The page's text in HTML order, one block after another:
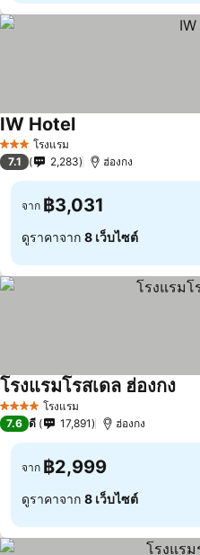
3 ดาว โรงแรม
IW Hotel
7.1 2,283 ฮ่องกง
จาก ฿3,031
ดูราคาจาก 8 เว็บไซต์
4 ดาว โรงแรม
โรงแรมโรสเดล ฮ่องกง
7.6 ดี 17,891 ฮ่องกง
จาก ฿2,999
ดูราคาจาก 8 เว็บไซต์